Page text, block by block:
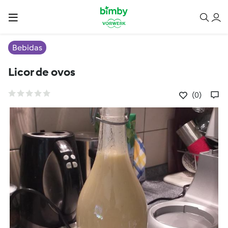
Bebidas
Licor de ovos
(0)